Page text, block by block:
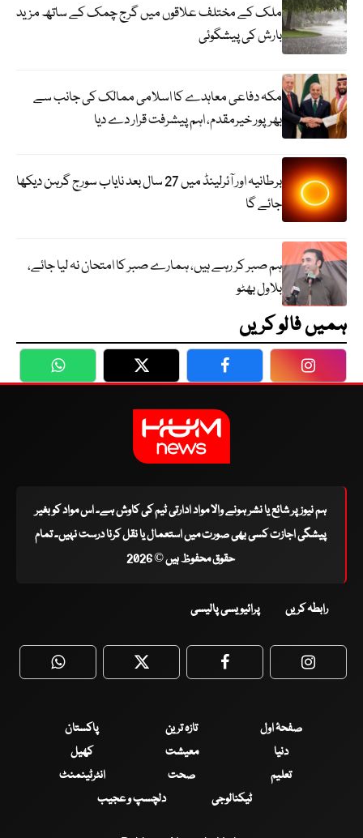
ملک کے مختلف علاقوں میں گرج چمک کے ساتھ مزید
بارش کی پیشگوئی
مکہ دفاعی معاہدے کا اسلامی ممالک کی جانب سے
بھرپور خیرمقدم، اہم پیشرفت قرار دے دیا
برطانیہ اور آئرلینڈ میں 27 سال بعد نایاب سورج گرہن دیکھا
جائے گا
ہم صبر کر رہے ہیں، ہمارے صبر کا امتحان نہ لیا جائے،
بلاول بھٹو
ہمیں فالو کریں
WhatsApp Twitter Facebook
ہم نیوز پر شائع یا نشر ہونے والا مواد ادارتی ٹیم کی کاوش ہے۔ اس مواد کو بغیر
پیشگی اجازت کسی بھی صورت میں استعمال یا نقل کرنا درست نہیں۔ تمام
حقوق محفوظ ہیں © 2026
رابطہ کریں پرائیویسی پالیسی
WhatsApp Twitter Facebook
صفحۂ اول تازہ ترین
پاکستان
دنیا
معیشت
کھیل
تعلیم
صحت
انٹرٹینمنٹ
ٹیکنالوجی
دلچسپ و عجیب